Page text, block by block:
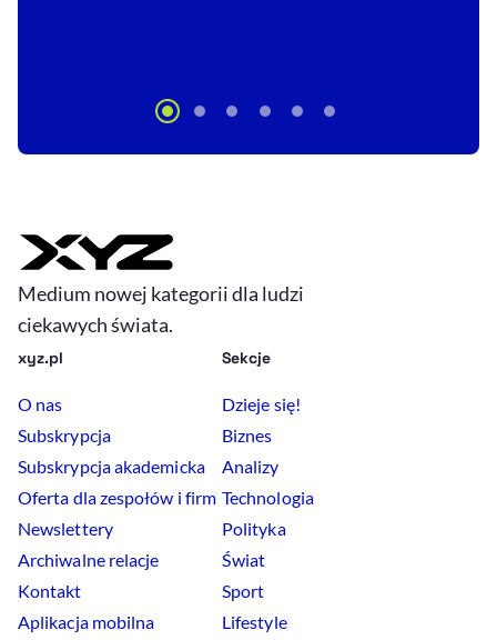
Medium nowej kategorii dla ludzi
ciekawych świata.
xyz.pl
O nas
Subskrypcja
Subskrypcja akademicka
Oferta dla zespołów i firm
Newslettery
Archiwalne relacje
Kontakt
Aplikacja mobilna
Sekcje
Dzieje się!
Biznes
Analizy
Technologia
Polityka
Świat
Sport
Lifestyle